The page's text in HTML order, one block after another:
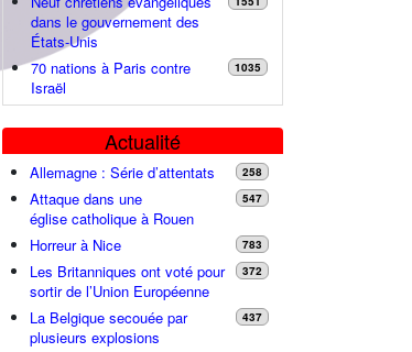
dans le gouvernement des
États-Unis
70 nations à Paris contre
Israël
1035
Actualité
Allemagne : Série d’attentats 258
Attaque dans une
église catholique à Rouen
547
Horreur à Nice 783
Les Britanniques ont voté pour
sortir de l’Union Européenne
372
La Belgique secouée par
plusieurs explosions
437